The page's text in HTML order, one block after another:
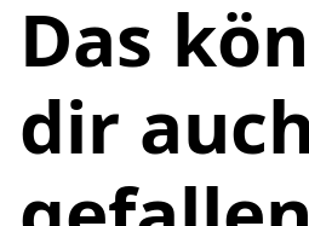
Das
dir auch